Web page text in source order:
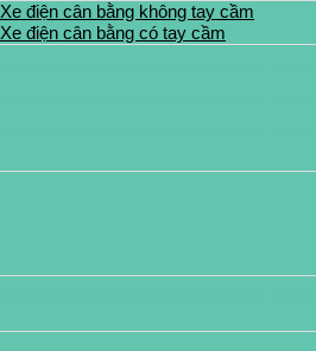
Xe điện cân bằng không tay cầm
Xe điện cân bằng có tay cầm